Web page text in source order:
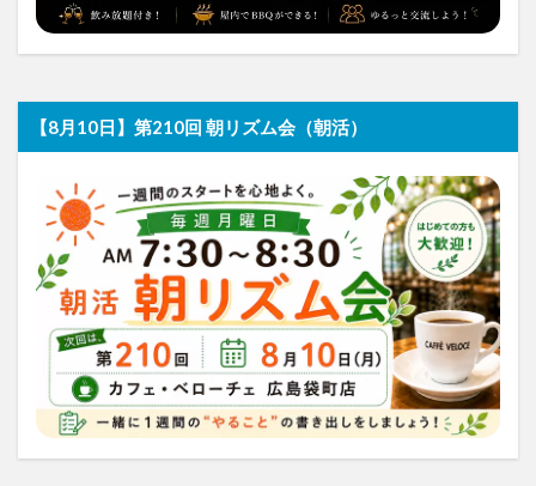
【8月10日】第210回 朝リズム会（朝活）